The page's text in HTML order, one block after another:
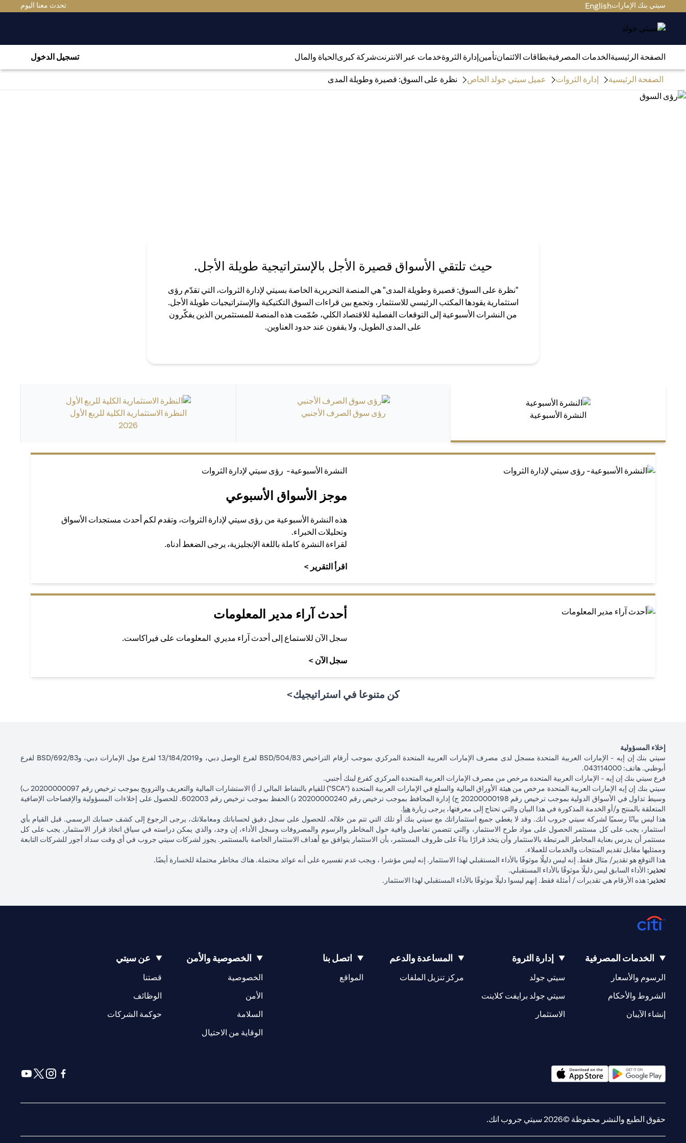
سيتي بنك الإماراتEnglish تحدث معنا اليوم
الصفحة الرئيسيةالخدمات المصرفيةبطاقات الائتمانتأمينإدارة الثروةخدمات عبر الانترنتشركة كبرىالحياة والمال تسجيل الدخول
الصفحة الرئيسية إدارة الثروات عميل سيتي جولد الخاص نظرة على السوق: قصيرة وطويلة المدى
حيث تلتقي الأسواق قصيرة الأجل بالإستراتيجية طويلة الأجل.
"نظرة على السوق: قصيرة وطويلة المدى" هي المنصة التحريرية الخاصة بسيتي لإدارة الثروات، التي تقدّم رؤى
استثمارية يقودها المكتب الرئيسي للاستثمار، وتجمع بين قراءات السوق التكتيكية والإستراتيجيات طويلة الأجل.
من النشرات الأسبوعية إلى التوقعات الفصلية للاقتصاد الكلي، صُمّمت هذه المنصة للمستثمرين الذين يفكّرون
على المدى الطويل، ولا يقفون عند حدود العناوين.
النشرة الأسبوعية رؤى سوق الصرف الأجنبي
النظرة الاستثمارية الكلية للربع الأول
2026
النشرة الأسبوعية- رؤى سيتي لإدارة الثروات
موجز الأسواق الأسبوعي
هذه النشرة الأسبوعية من رؤى سيتي لإدارة الثروات، وتقدم لكم أحدث مستجدات الأسواق
وتحليلات الخبراء.
لقراءة النشرة كاملة باللغة الإنجليزية، يرجى الضغط أدناه.
اقرأ التقرير >
أحدث آراء مدير المعلومات
سجل الآن للاستماع إلى أحدث آراء مديري المعلومات على فيراكاست.
سجل الآن >
كن متنوعا في استراتيجيك>
إخلاء المسؤولية
سيتي بنك إن إيه - الإمارات العربية المتحدة مسجل لدى مصرف الإمارات العربية المتحدة المركزي بموجب أرقام التراخيص BSD/504/83 لفرع الوصل دبي، و13/184/2019 لفرع مول الإمارات دبي، وBSD/692/83 لفرع
أبوظبي. هاتف: 043114000.
فرع سيتي بنك إن إيه - الإمارات العربية المتحدة مرخص من مصرف الإمارات العربية المتحدة المركزي كفرع لبنك أجنبي.
سيتي بنك إن إيه الإمارات العربية المتحدة مرخص من هيئة الأوراق المالية والسلع في الإمارات العربية المتحدة ("SCA") للقيام بالنشاط المالي لـ أ) الاستشارات المالية والتعريف والترويج بموجب ترخيص رقم 20200000097 ب)
وسيط تداول في الأسواق الدولية بموجب ترخيص رقم 20200000198 ج) إدارة المحافظ بموجب ترخيص رقم 20200000240 د) الحفظ بموجب ترخيص رقم 602003. للحصول على إخلاءات المسؤولية والإفصاحات الإضافية
المتعلقة بالمنتج و/أو الخدمة المذكورة في هذا البيان والتي تحتاج إلى معرفتها، يرجى زيارة هنا.
هذا ليس بيانًا رسميًا لشركة سيتي جروب انك. وقد لا يغطي جميع استثماراتك مع سيتي بنك أو تلك التي تتم من خلاله. للحصول على سجل دقيق لحساباتك ومعاملاتك، يرجى الرجوع إلى كشف حسابك الرسمي. قبل القيام بأي
استثمار، يجب على كل مستثمر الحصول على مواد طرح الاستثمار، والتي تتضمن تفاصيل وافية حول المخاطر والرسوم والمصروفات وسجل الأداء، إن وجد، والذي يمكن دراسته في سياق اتخاذ قرار الاستثمار. يجب على كل
مستثمر أن يدرس بعناية المخاطر المرتبطة بالاستثمار وأن يتخذ قرارًا بناءً على ظروف المستثمر، بأن الاستثمار يتوافق مع أهداف الاستثمار الخاصة بالمستثمر. يجوز لشركات سيتي جروب في أي وقت سداد أجور للشركات التابعة
وممثليها مقابل تقديم المنتجات والخدمات للعملاء.
هذا التوقع هو تقدير/ مثال فقط. إنه ليس دليلًا موثوقًا بالأداء المستقبلي لهذا الاستثمار. إنه ليس مؤشرا ، ويجب عدم تفسيره على أنه عوائد محتملة. هناك مخاطر محتملة للخسارة أيضًا.
تحذير: الأداء السابق ليس دليلًا موثوقًا بالأداء المستقبلي.
تحذير:هذه الأرقام هي تقديرات / أمثلة فقط. إنهم ليسوا دليلًا موثوقًا بالأداء المستقبلي لهذا الاستثمار.
الخدمات المصرفية
الرسوم والأسعار
الشروط والأحكام
إنشاء الآيبان
إدارة الثروة
سيتي جولد
سيتي جولد برايفت كلاينت
الاستثمار
المساعدة والدعم
مركز تنزيل الملفات
اتصل بنا
المواقع
(opens in a new tab)
الخصوصية والأمن
الخصوصية
الأمن
السلامة
الوقاية من الاحتيال
عن سيتي
قصتنا
(opens in a new tab)
الوظائف
(opens in a new tab)
حوكمة الشركات
(opens in a new tab)
حقوق الطبع والنشر محفوظة ©2026 سيتي جروب انك.